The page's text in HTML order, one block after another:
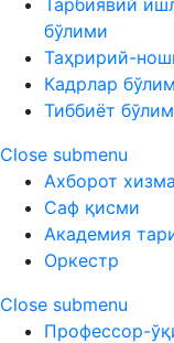
Тарбиявий
бўлими
Таҳририй-
Кадрлар
Тиббиёт
Close submenu
Ахборот
Саф қисми
Академия
Оркестр
Close submenu
Профессор-